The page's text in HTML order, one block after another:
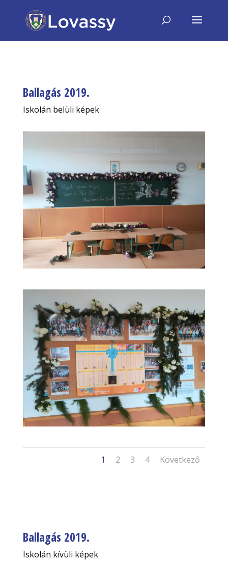
Ballagás 2019.
Iskolán belüli képek
1 2 3 4 Következő
Ballagás 2019.
Iskolán kívüli képek